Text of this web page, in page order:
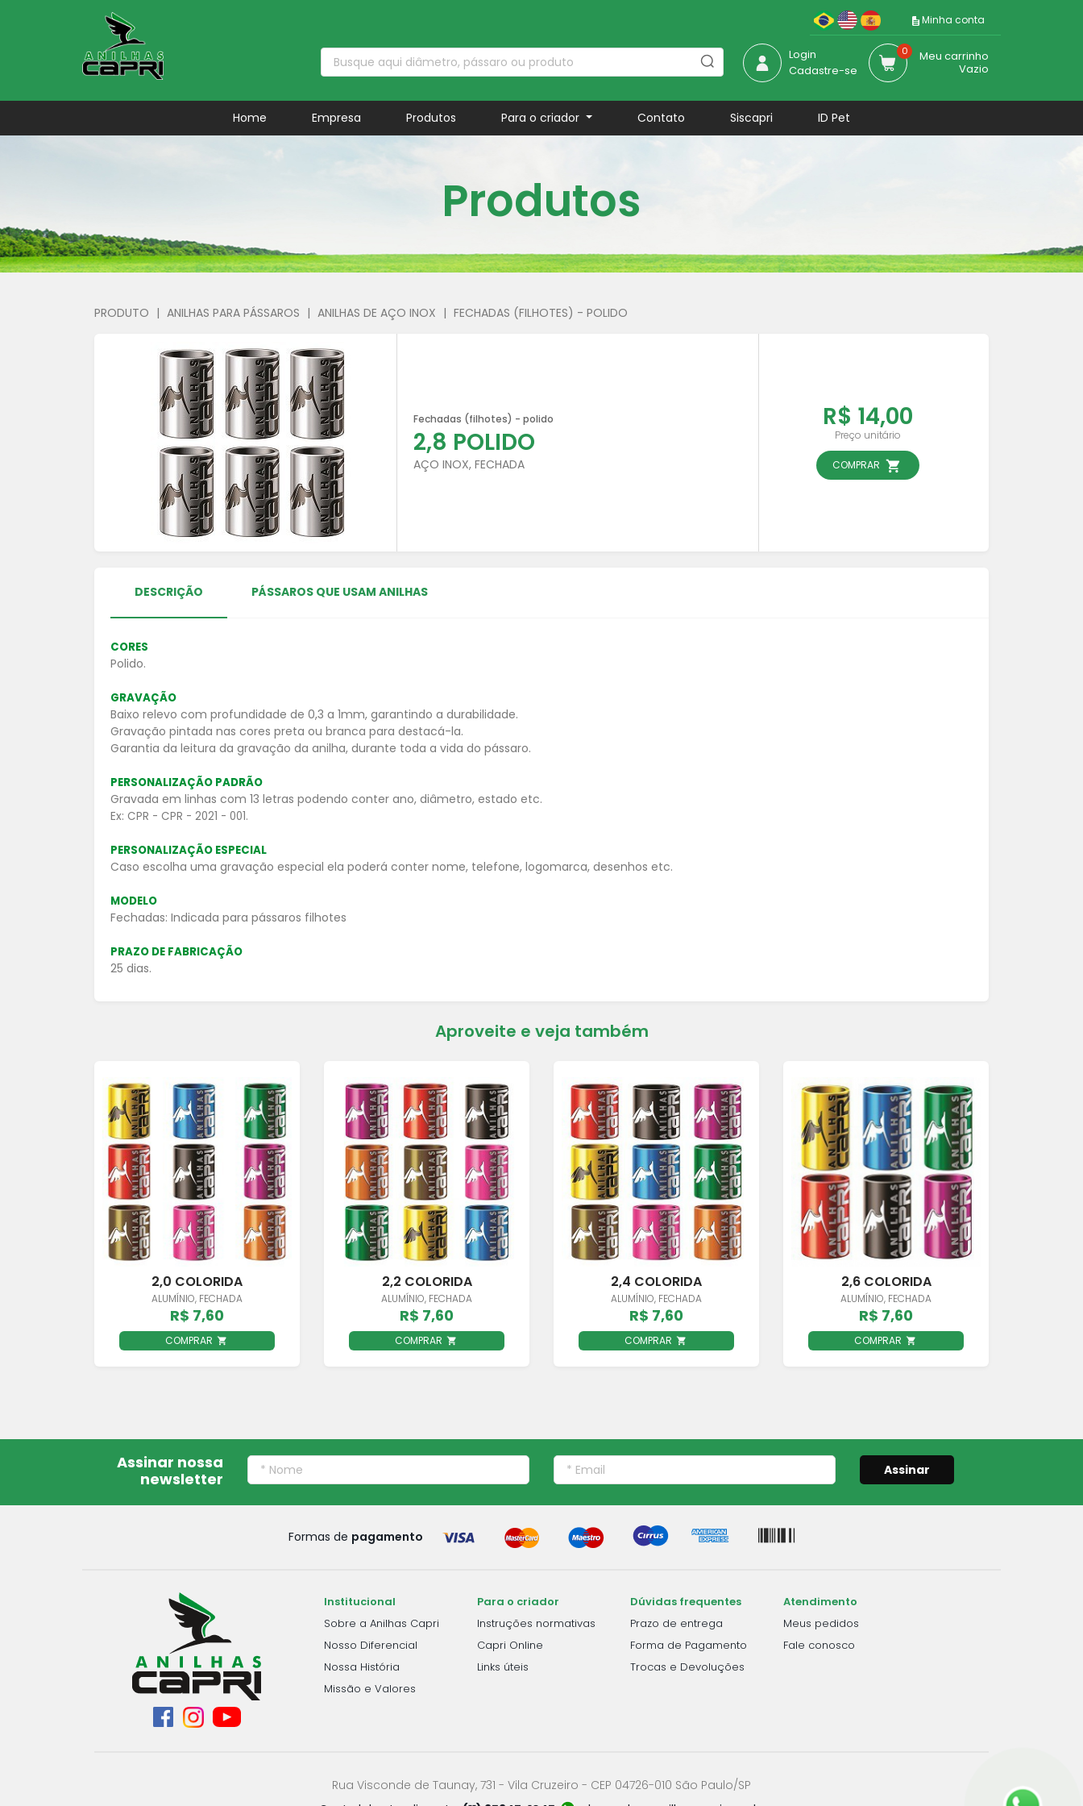
Minha conta
Login
Cadastre-se
0
Meu carrinho
Vazio
Home Empresa Produtos Para o criador Contato Siscapri ID Pet
Produtos
PRODUTO | ANILHAS PARA PÁSSAROS | ANILHAS DE AÇO INOX | FECHADAS (FILHOTES) - POLIDO
Fechadas (filhotes) - polido
2,8 POLIDO
AÇO INOX, FECHADA
R$ 14,00
Preço unitário
COMPRAR
DESCRIÇÃO PÁSSAROS QUE USAM ANILHAS
CORES
Polido.
GRAVAÇÃO
Baixo relevo com profundidade de 0,3 a 1mm, garantindo a durabilidade.
Gravação pintada nas cores preta ou branca para destacá-la.
Garantia da leitura da gravação da anilha, durante toda a vida do pássaro.
PERSONALIZAÇÃO PADRÃO
Gravada em linhas com 13 letras podendo conter ano, diâmetro, estado etc.
Ex: CPR - CPR - 2021 - 001.
PERSONALIZAÇÃO ESPECIAL
Caso escolha uma gravação especial ela poderá conter nome, telefone, logomarca, desenhos etc.
MODELO
Fechadas: Indicada para pássaros filhotes
PRAZO DE FABRICAÇÃO
25 dias.
Aproveite e veja também
2,0 COLORIDA
ALUMÍNIO, FECHADA
R$ 7,60
COMPRAR
2,2 COLORIDA
ALUMÍNIO, FECHADA
R$ 7,60
COMPRAR
2,4 COLORIDA
ALUMÍNIO, FECHADA
R$ 7,60
COMPRAR
2,6 COLORIDA
ALUMÍNIO, FECHADA
R$ 7,60
COMPRAR
Assinar nossa
newsletter
Assinar
Formas de pagamento
Institucional
Sobre a Anilhas Capri
Nosso Diferencial
Nossa História
Missão e Valores
Para o criador
Instruções normativas
Capri Online
Links úteis
Dúvidas frequentes
Prazo de entrega
Forma de Pagamento
Trocas e Devoluções
Atendimento
Meus pedidos
Fale conosco
Rua Visconde de Taunay, 731 - Vila Cruzeiro - CEP 04726-010 São Paulo/SP